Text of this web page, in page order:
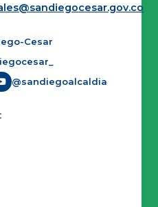
Cesar
@sandiegoalcaldia